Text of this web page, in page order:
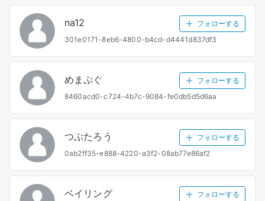
na12
フォローする
301e0171-8eb6-4800-b4cd-d4441d837df3
めまぷぐ
フォローする
8460acd0-c724-4b7c-9084-fe0db5d5d6aa
つぶたろう
フォローする
0ab2ff35-e888-4220-a3f2-08ab77e86af2
ベイリング
フォローする